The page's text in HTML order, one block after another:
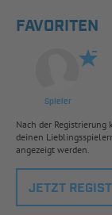
FAVORITEN
Spieler
Nach der Registrierung
deinen
angezeigt werden.
JETZT